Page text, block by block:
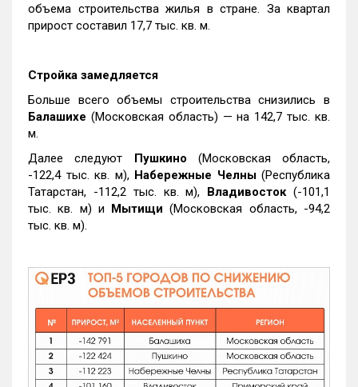
объема строительства жилья в стране. За квартал
прирост составил 17,7 тыс. кв. м.
Стройка замедляется
Больше всего объемы строительства снизились в
Балашихе (Московская область) — на 142,7 тыс. кв.
м.
Далее следуют Пушкино (Московская область,
-122,4 тыс. кв. м), Набережные Челны(Республика
Татарстан, -112,2 тыс. кв. м), Владивосток(-101,1
тыс. кв. м) и Мытищи (Московская область, -94,2
тыс. кв. м).